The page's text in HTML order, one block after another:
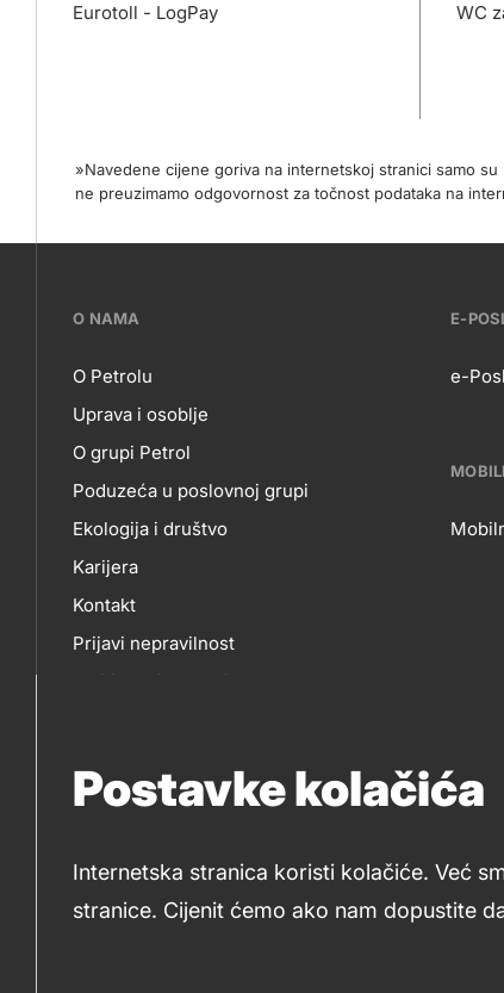
Postavke kolačića
Internetska stranica koristi kolačiće. Već
stranice. Cijenit ćemo ako nam dopustite
Eurotoll - LogPay WC
»Navedene cijene goriva na internetskoj stranici samo
ne preuzimamo odgovornost za točnost podataka na
???
petrol-
skupno.footer-
title???
O NAMA
O
NAMA
O Petrolu
Uprava i osoblje
O grupi Petrol
Poduzeća u poslovnoj grupi
Ekologija i društvo
Karijera
Kontakt
Prijavi nepravilnost
Politika privatnosti
E-
e-
2019-2026 Petrol d.o.o. i Petrol d.d., Ljubljana